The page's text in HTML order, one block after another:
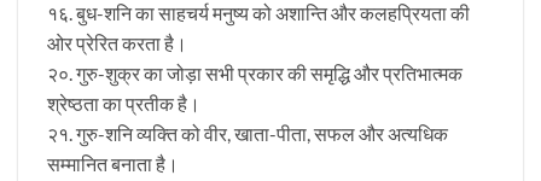
१६. बुध-शनि का साहचर्य मनुष्य को अशान्ति और कलहप्रियता की
ओर प्रेरित करता है।
२०. गुरु-शुक्र का जोड़ा सभी प्रकार की समृद्धि और प्रतिभात्मक
श्रेष्ठता का प्रतीक है।
२१. गुरु-शनि व्यक्ति को वीर, खाता-पीता, सफल और अत्यधिक
सम्मानित बनाता है।